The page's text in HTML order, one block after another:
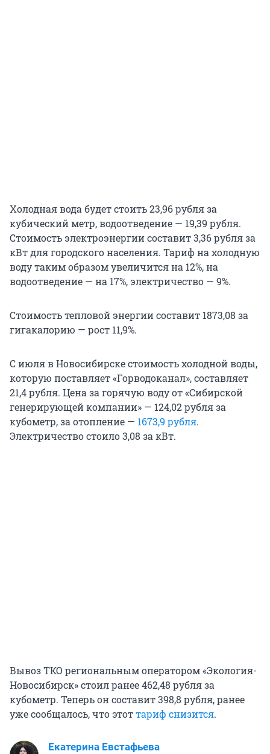
Холодная вода будет стоить 23,96 рубля за
кубический метр, водоотведение — 19,39 рубля.
Стоимость электроэнергии составит 3,36 рубля за
кВт для городского населения. Тариф на холодную
воду таким образом увеличится на 12%, на
водоотведение — на 17%, электричество — 9%.
Стоимость тепловой энергии составит 1873,08 за
гигакалорию — рост 11,9%.
С июля в Новосибирске стоимость холодной воды,
которую поставляет «Горводоканал», составляет
21,4 рубля. Цена за горячую воду от «Сибирской
генерирующей компании» — 124,02 рубля за
кубометр, за отопление — 1673,9 рубля.
Электричество стоило 3,08 за кВт.
Вывоз ТКО региональным оператором «Экология-
Новосибирск» стоил ранее 462,48 рубля за
кубометр. Теперь он составит 398,8 рубля, ранее
уже сообщалось, что этоттариф снизится.
Екатерина Евстафьева